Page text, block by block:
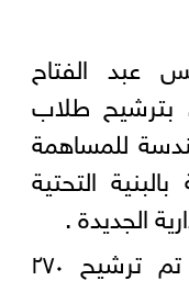
عبد الفتاح
بترشيح طلاب
للمساهمة
التحتية
الجديدة .
أوضح وزير الاتصالات أنه تم ترشيح ٢٧٠